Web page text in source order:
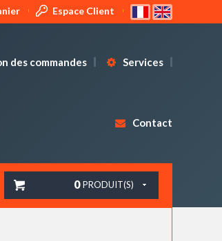
Espace Client
des commandes Services
Contact
0 PRODUIT(S)